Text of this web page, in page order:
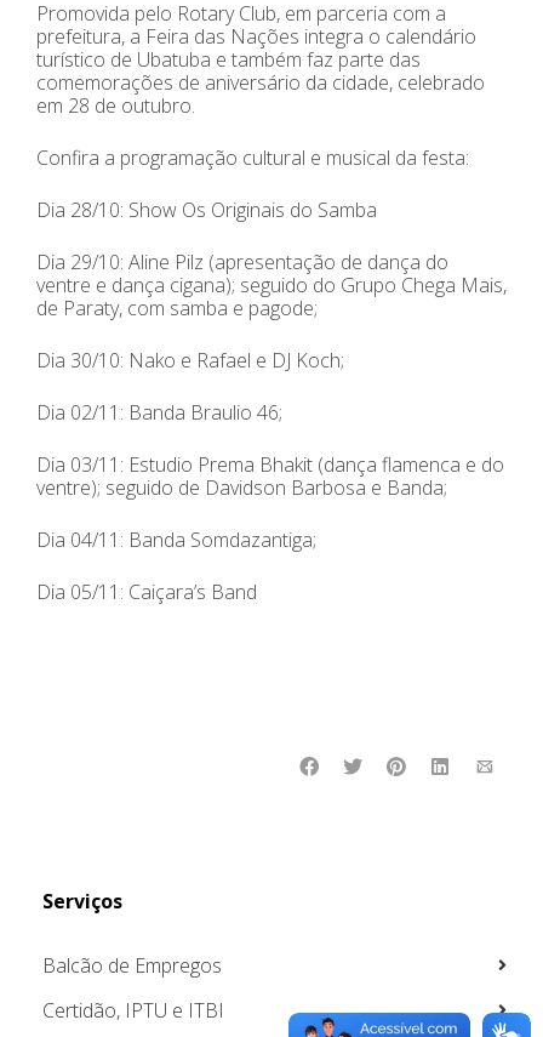
Promovida pelo Rotary Club, em parceria com a
prefeitura, a Feira das Nações integra o calendário
turístico de Ubatuba e também faz parte das
comemorações de aniversário da cidade, celebrado
em 28 de outubro.
Confira a programação cultural e musical da festa:
Dia 28/10: Show Os Originais do Samba
Dia 29/10: Aline Pilz (apresentação de dança do
ventre e dança cigana); seguido do Grupo Chega Mais,
de Paraty, com samba e pagode;
Dia 30/10: Nako e Rafael e DJ Koch;
Dia 02/11: Banda Braulio 46;
Dia 03/11: Estudio Prema Bhakit (dança flamenca e do
ventre); seguido de Davidson Barbosa e Banda;
Dia 04/11: Banda Somdazantiga;
Dia 05/11: Caiçara’s Band
Serviços
Balcão de Empregos
Certidão, IPTU e ITBI